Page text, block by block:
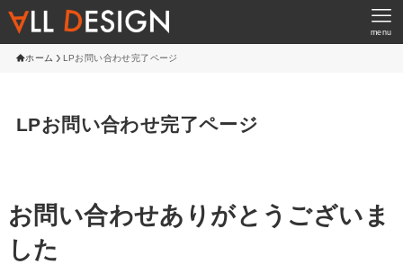
menu
ホーム LPお問い合わせ完了ページ
LPお問い合わせ完了ページ
お問い合わせありがとうございま
した